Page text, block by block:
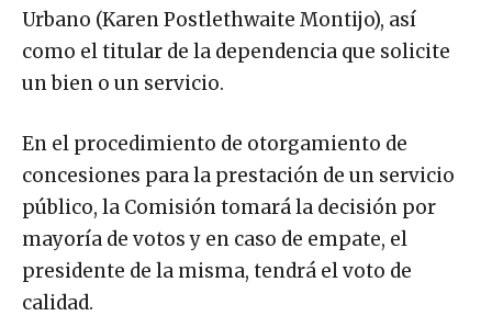
Urbano (Karen Postlethwaite Montijo), así
como el titular de la dependencia que solicite
un bien o un servicio.
En el procedimiento de otorgamiento de
concesiones para la prestación de un servicio
público, la Comisión tomará la decisión por
mayoría de votos y en caso de empate, el
presidente de la misma, tendrá el voto de
calidad.